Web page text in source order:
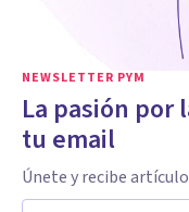
NEWSLETTER PYM
La pasión por
tu email
Únete y recibe